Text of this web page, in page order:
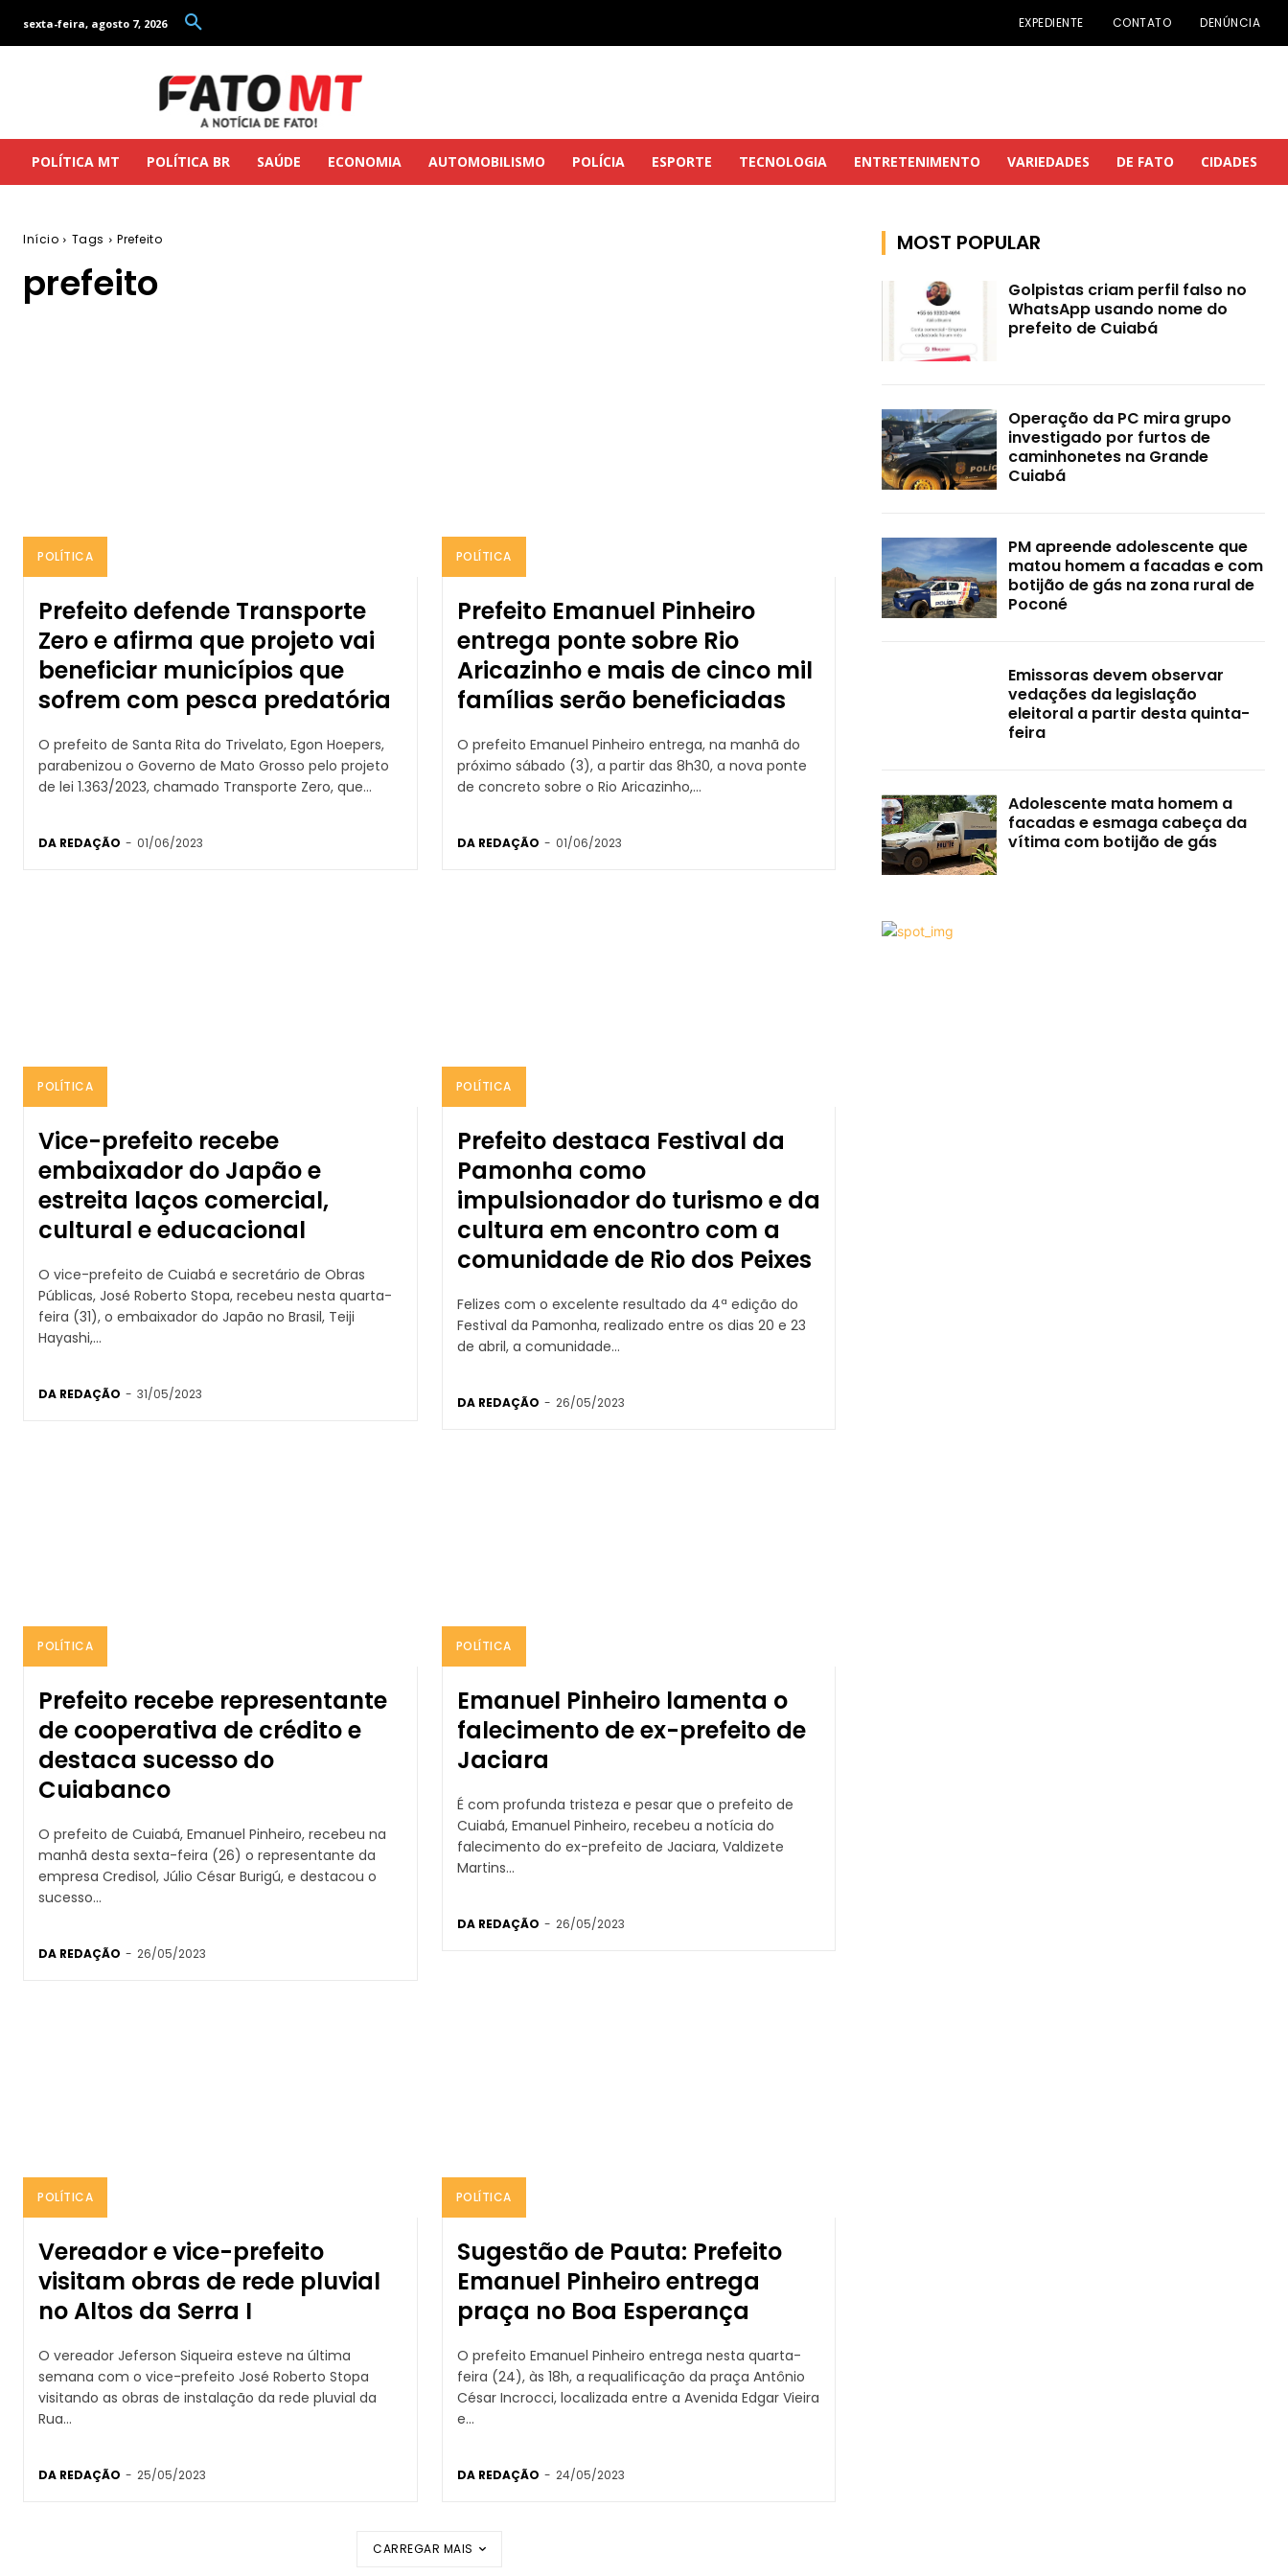
sexta-feira, agosto 7, 2026 EXPEDIENTE CONTATO DENÚNCIA
POLÍTICA MT POLÍTICA BR SAÚDE ECONOMIA AUTOMOBILISMO POLÍCIA ESPORTE TECNOLOGIA ENTRETENIMENTO VARIEDADES DE FATO CIDADES
Início Tags Prefeito
prefeito
POLÍTICA
Prefeito defende Transporte
Zero e afirma que projeto vai
beneficiar municípios que
sofrem com pesca predatória
O prefeito de Santa Rita do Trivelato, Egon Hoepers,
parabenizou o Governo de Mato Grosso pelo projeto
de lei 1.363/2023, chamado Transporte Zero, que...
DA REDAÇÃO - 01/06/2023
POLÍTICA
Prefeito Emanuel Pinheiro
entrega ponte sobre Rio
Aricazinho e mais de cinco mil
famílias serão beneficiadas
O prefeito Emanuel Pinheiro entrega, na manhã do
próximo sábado (3), a partir das 8h30, a nova ponte
de concreto sobre o Rio Aricazinho,...
DA REDAÇÃO - 01/06/2023
POLÍTICA
Vice-prefeito recebe
embaixador do Japão e
estreita laços comercial,
cultural e educacional
O vice-prefeito de Cuiabá e secretário de Obras
Públicas, José Roberto Stopa, recebeu nesta quarta-
feira (31), o embaixador do Japão no Brasil, Teiji
Hayashi,...
DA REDAÇÃO - 31/05/2023
POLÍTICA
Prefeito destaca Festival da
Pamonha como
impulsionador do turismo e da
cultura em encontro com a
comunidade de Rio dos Peixes
Felizes com o excelente resultado da 4ª edição do
Festival da Pamonha, realizado entre os dias 20 e 23
de abril, a comunidade...
DA REDAÇÃO - 26/05/2023
POLÍTICA
Prefeito recebe representante
de cooperativa de crédito e
destaca sucesso do
Cuiabanco
O prefeito de Cuiabá, Emanuel Pinheiro, recebeu na
manhã desta sexta-feira (26) o representante da
empresa Credisol, Júlio César Burigú, e destacou o
sucesso...
DA REDAÇÃO - 26/05/2023
POLÍTICA
Emanuel Pinheiro lamenta o
falecimento de ex-prefeito de
Jaciara
É com profunda tristeza e pesar que o prefeito de
Cuiabá, Emanuel Pinheiro, recebeu a notícia do
falecimento do ex-prefeito de Jaciara, Valdizete
Martins...
DA REDAÇÃO - 26/05/2023
POLÍTICA
Vereador e vice-prefeito
visitam obras de rede pluvial
no Altos da Serra I
O vereador Jeferson Siqueira esteve na última
semana com o vice-prefeito José Roberto Stopa
visitando as obras de instalação da rede pluvial da
Rua...
DA REDAÇÃO - 25/05/2023
POLÍTICA
Sugestão de Pauta: Prefeito
Emanuel Pinheiro entrega
praça no Boa Esperança
O prefeito Emanuel Pinheiro entrega nesta quarta-
feira (24), às 18h, a requalificação da praça Antônio
César Incrocci, localizada entre a Avenida Edgar Vieira
e...
DA REDAÇÃO - 24/05/2023
CARREGAR MAIS
MOST POPULAR
Golpistas criam perfil falso no
WhatsApp usando nome do
prefeito de Cuiabá
Operação da PC mira grupo
investigado por furtos de
caminhonetes na Grande
Cuiabá
PM apreende adolescente que
matou homem a facadas e com
botijão de gás na zona rural de
Poconé
Emissoras devem observar
vedações da legislação
eleitoral a partir desta quinta-
feira
Adolescente mata homem a
facadas e esmaga cabeça da
vítima com botijão de gás